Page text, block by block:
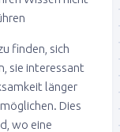
finden, sich
sie interessant
länger
Dies
wo eine